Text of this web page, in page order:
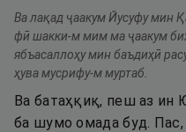
Ва лақад ҷаакум Йусуфу мин
фӣ шакки-м мим ма ҷаакум
ябъасаллоҳу мин баъдиҳӣ
ҳува мусрифу-м муртаб.
Ва батаҳқиқ, пеш аз
ба шумо омада буд.